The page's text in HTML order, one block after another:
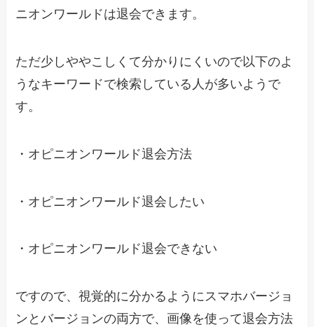
ニオンワールドは退会できます。
ただ少しややこしくて分かりにくいので以下のよ
うなキーワードで検索している人が多いようで
す。
・オピニオンワールド退会方法
・オピニオンワールド退会したい
・オピニオンワールド退会できない
ですので、視覚的に分かるようにスマホバージョ
ンとバージョンの両方で、画像を使って退会方法